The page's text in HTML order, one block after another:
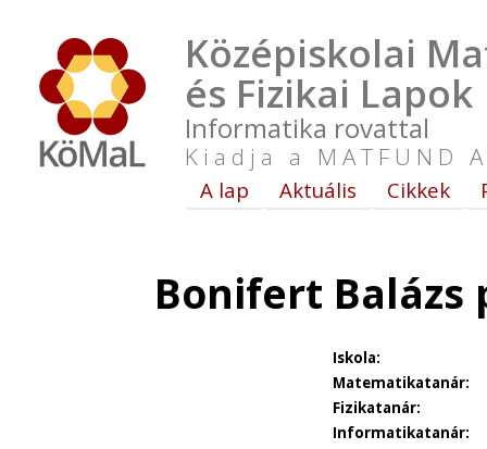
Középiskolai
és Fizikai Lapok
Informatika rovattal
Kiadja a MATFUND
A lap Aktuális Cikkek
Bonifert Balázs
Iskola:
Matematikatanár:
Fizikatanár:
Informatikatanár: